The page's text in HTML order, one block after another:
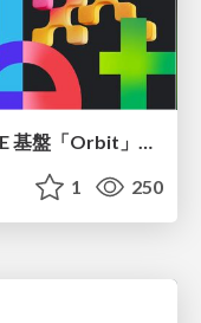
認知負荷をGemini で溶かす — GKE 基盤「Orbit」における AI エージェントの実践
1 250